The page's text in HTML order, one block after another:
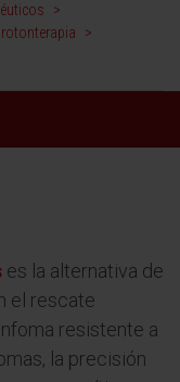
>
>
es la alternativa de
el rescate
resistente a
la precisión